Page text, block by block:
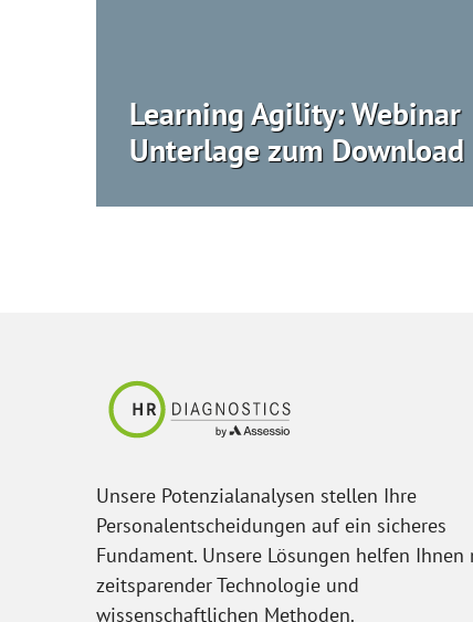
Learning Agility: Webinar
Unterlage zum Download
Unsere Potenzialanalysen stellen Ihre
Personalentscheidungen auf ein sicheres
Fundament. Unsere Lösungen helfen Ihnen
zeitsparender Technologie und
wissenschaftlichen Methoden.